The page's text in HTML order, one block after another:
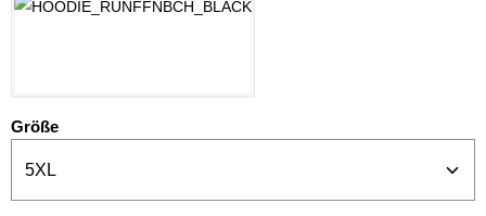
Größeauswählen